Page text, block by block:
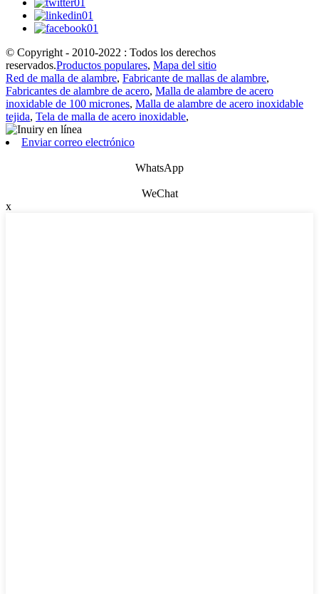
© Copyright - 2010-2022 : Todos los derechos
reservados.Productos populares, Mapa del sitio
Red de malla de alambre, Fabricante de mallas de alambre,
Fabricantes de alambre de acero, Malla de alambre de acero
inoxidable de 100 micrones, Malla de alambre de acero inoxidable
tejida, Tela de malla de acero inoxidable,
Enviar correo electrónico
WhatsApp
WeChat
x